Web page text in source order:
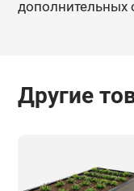
дополнительных
Другие